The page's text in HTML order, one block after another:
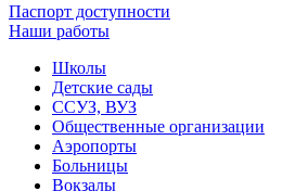
Паспорт доступности
Наши работы
Школы
Детские сады
ССУЗ, ВУЗ
Общественные организации
Аэропорты
Больницы
Вокзалы